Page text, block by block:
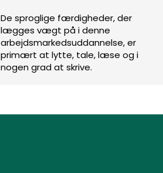
De sproglige færdigheder, der
lægges vægt på i denne
arbejdsmarkedsuddannelse, er
primært at lytte, tale, læse og i
nogen grad at skrive.